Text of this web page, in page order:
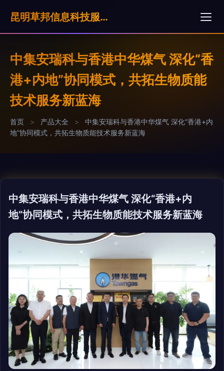
昆明草邦信息科技服奶公司
中集安瑞科与香港中华煤气 深化“香
港+内地”协同模式，共拓生物质能
技术服务新蓝海
首页 > 产品大全 >
中集安瑞科与香港中华煤气 深化“香港+内
地”协同模式，共拓生物质能技术服务新蓝海
中集安瑞科与香港中华煤气 深化“香港+内
地”协同模式，共拓生物质能技术服务新蓝海